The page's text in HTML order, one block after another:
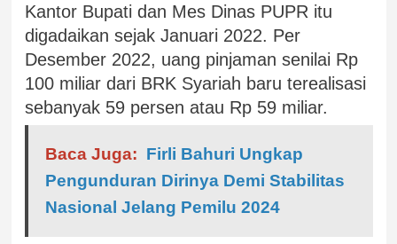
Kantor Bupati dan Mes Dinas PUPR itu
digadaikan sejak Januari 2022. Per
Desember 2022, uang pinjaman senilai Rp
100 miliar dari BRK Syariah baru terealisasi
sebanyak 59 persen atau Rp 59 miliar.
Baca Juga: Firli Bahuri Ungkap
Pengunduran Dirinya Demi Stabilitas
Nasional Jelang Pemilu 2024